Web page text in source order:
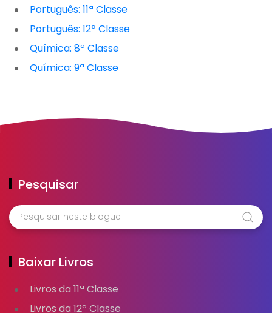
Português: 11ª Classe
Português: 12ª Classe
Química: 8ª Classe
Química: 9ª Classe
Pesquisar
Baixar Livros
Livros da 11ª Classe
Livros da 12ª Classe